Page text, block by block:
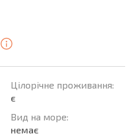
Цілорічне проживання:
є
Вид на море:
немає